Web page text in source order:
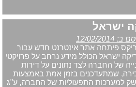
ישראל
12/02/2014
פיתחה אתר אינטרנט חדש עבור
ישראל הכולל מידע נרחב על פרויקטי
של החברה לצד נתונים על דירות
שמתעדכנים בזמן אמת באמצעות
למערכות התפעוליות של החברה, ע"ג